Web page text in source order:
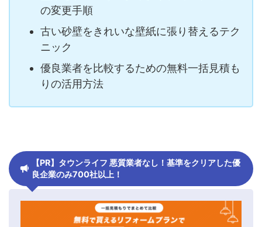
の変更手順
古い砂壁をきれいな壁紙に張り替えるテク
ニック
優良業者を比較するための無料一括見積も
りの活用方法
【PR】タウンライフ 悪質業者なし！基準をクリアした優
良企業のみ700社以上！